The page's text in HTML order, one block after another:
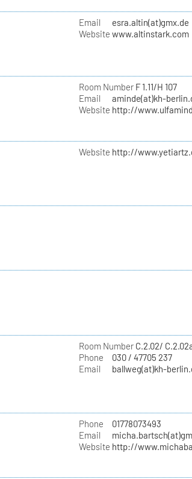
Email
esra.altin(at)gmx.de
Website www.altinstark.com
Room NumberF 1.11/H 107
Email
aminde(at)kh-
Website http://
Website http://
Room NumberC.2.02/
Phone
030 / 47705 237
Email
ballweg(at)kh-
Phone
01778073493
Email
Website http://